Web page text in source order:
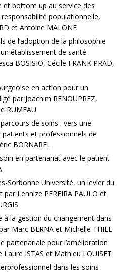
et bottom up au service des
populationnelle,
et Antoine MALONE
de l’adoption de la philosophie
établissement de santé
BOSISIO, Cécile FRANK PRAD,
en action pour un
par Joachim RENOUPREZ,
RUMEAU
de soins : vers une
et professionnels de
BORNAREL
en partenariat avec le patient
Sorbonne Université, un levier du
Lennize PEREIRA PAULO et
à la gestion du changement dans
Marc BERNA et Michelle THILL
partenariale pour l’amélioration
ISTAS et Mathieu LOUISET
dans les soins